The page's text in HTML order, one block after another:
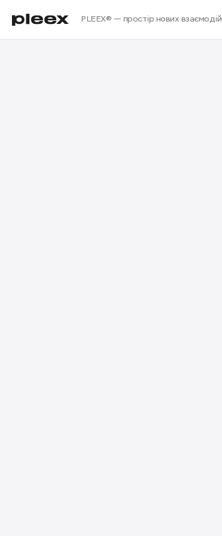
PLEEX® — простір нових взаємодій